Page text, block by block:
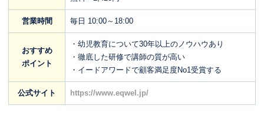
営業時間 毎日 10:00～18:00
おすすめ
ポイント
・幼児教育について30年以上のノウハウあり
・徹底した研修で講師の質が高い
・イードアワードで顧客満足度No1受賞する
公式サイト https://www.eqwel.jp/